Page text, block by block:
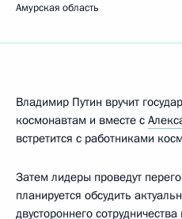
Амурская область
Владимир Путин вручит
космонавтам и вместе с
встретится с работниками
Затем лидеры проведут
планируется обсудить
двустороннего